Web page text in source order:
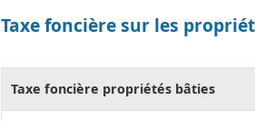
Taxe foncière sur les
Taxe foncière propriétés bâties